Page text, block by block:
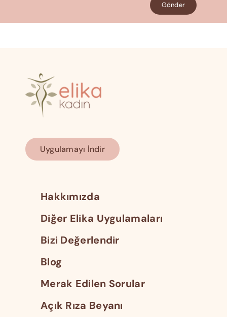
Gönder
Uygulamayı İndir
Hakkımızda
Diğer Elika Uygulamaları
Bizi Değerlendir
Blog
Merak Edilen Sorular
Açık Rıza Beyanı